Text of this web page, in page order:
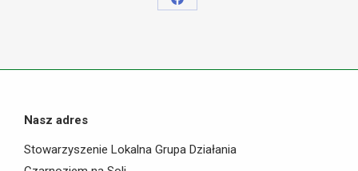
Share
Nasz adres
Stowarzyszenie Lokalna Grupa Działania